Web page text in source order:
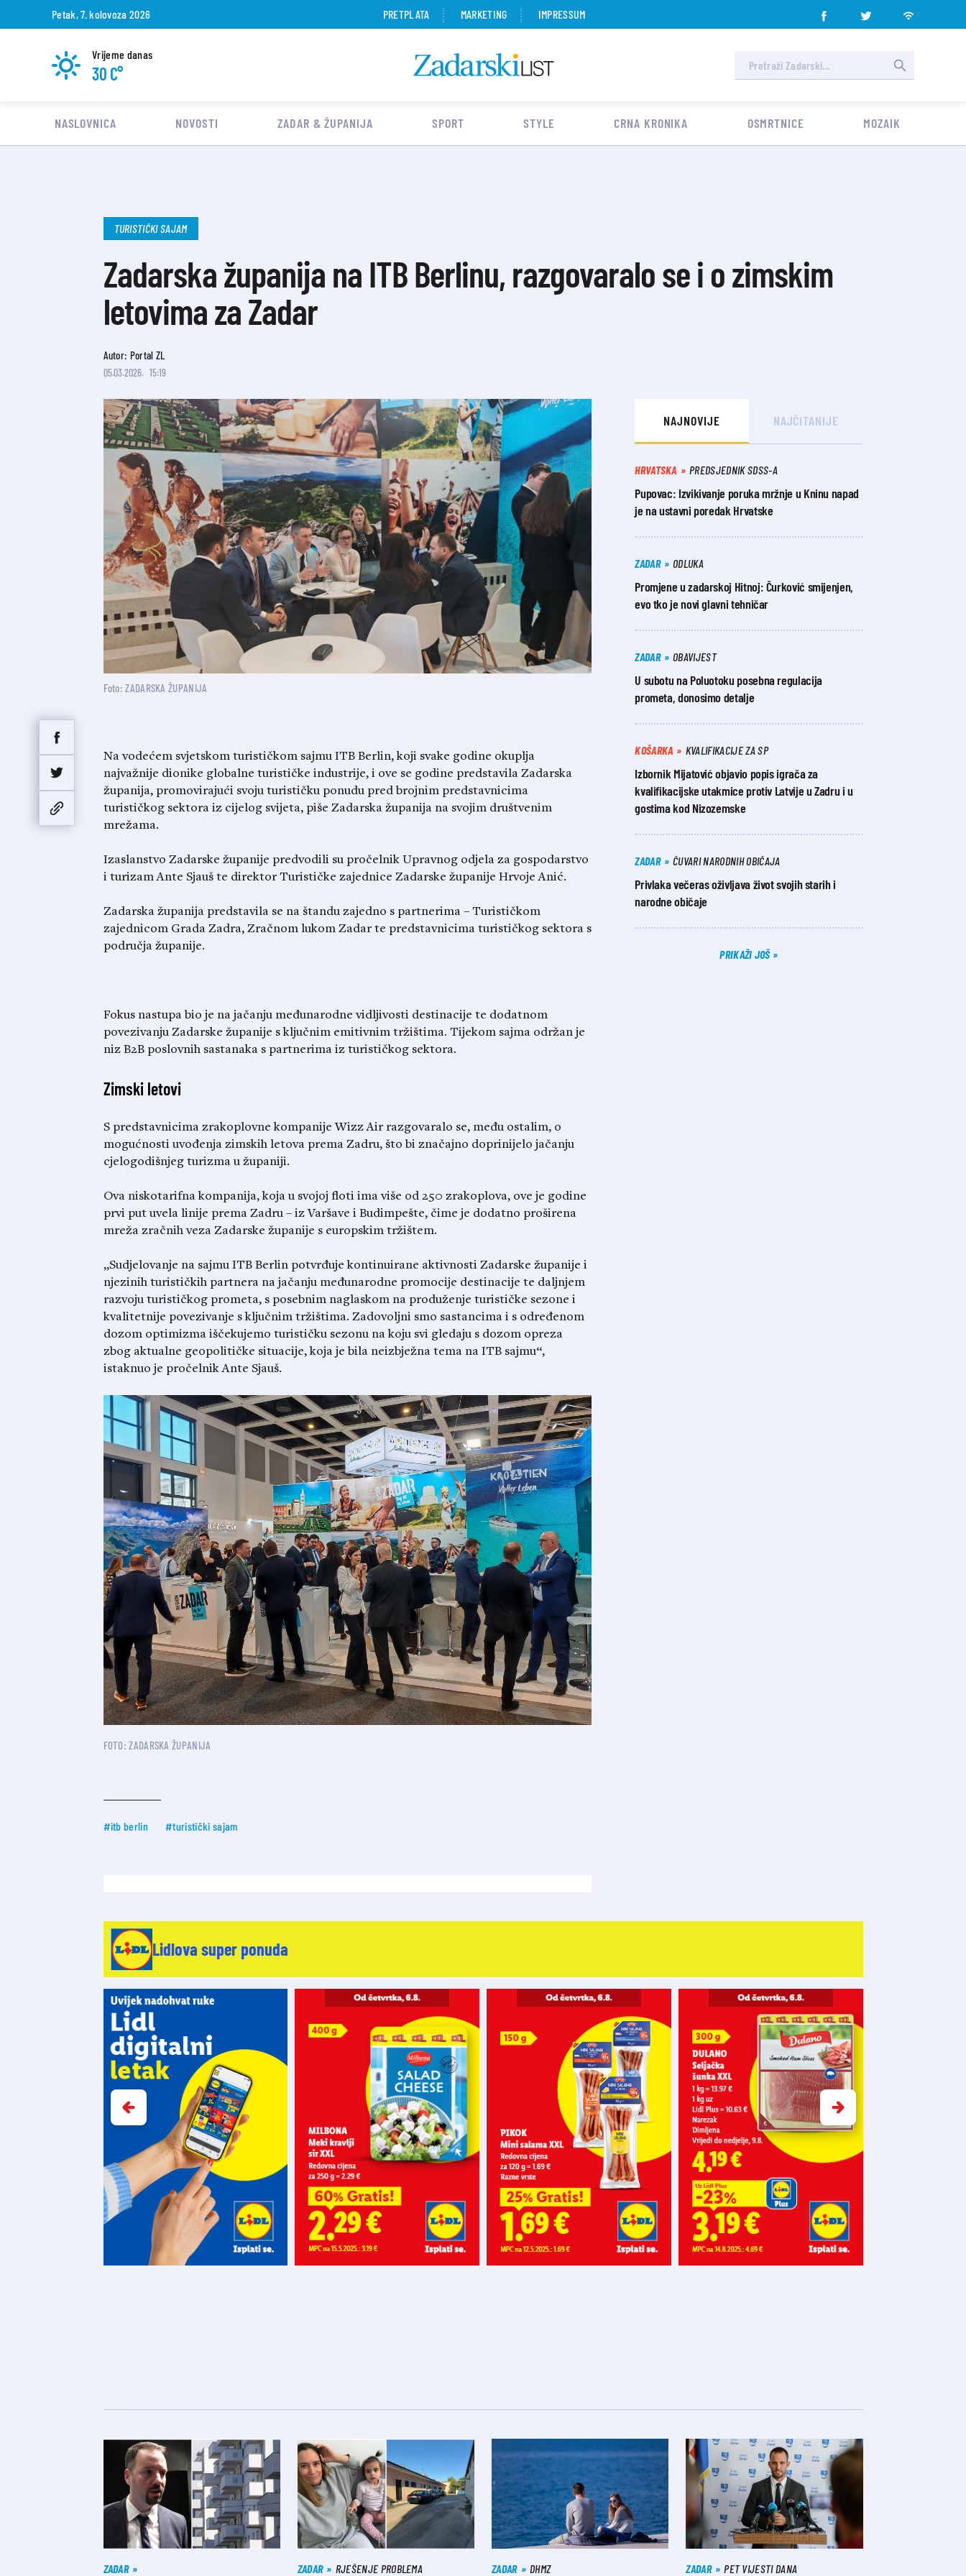
Petak, 7. kolovoza 2026 PRETPLATA MARKETING IMPRESSUM
Vrijeme danas
30 C°
NASLOVNICA NOVOSTI ZADAR & ŽUPANIJA SPORT STYLE CRNA KRONIKA OSMRTNICE MOZAIK
TURISTIČKI SAJAM
Zadarska županija na ITB Berlinu, razgovaralo se i o zimskim
letovima za Zadar
Autor: Portal ZL
05.03.2026. 15:19
Foto: ZADARSKA ŽUPANIJA
Na vodećem svjetskom turističkom sajmu ITB Berlin, koji svake godine okuplja
najvažnije dionike globalne turističke industrije, i ove se godine predstavila Zadarska
županija, promovirajući svoju turističku ponudu pred brojnim predstavnicima
turističkog sektora iz cijelog svijeta, piše Zadarska županija na svojim društvenim
mrežama.
Izaslanstvo Zadarske županije predvodili su pročelnik Upravnog odjela za gospodarstvo
i turizam Ante Sjauš te direktor Turističke zajednice Zadarske županije Hrvoje Anić.
Zadarska županija predstavila se na štandu zajedno s partnerima – Turističkom
zajednicom Grada Zadra, Zračnom lukom Zadar te predstavnicima turističkog sektora s
područja županije.
Fokus nastupa bio je na jačanju međunarodne vidljivosti destinacije te dodatnom
povezivanju Zadarske županije s ključnim emitivnim tržištima. Tijekom sajma održan je
niz B2B poslovnih sastanaka s partnerima iz turističkog sektora.
Zimski letovi
S predstavnicima zrakoplovne kompanije Wizz Air razgovaralo se, među ostalim, o
mogućnosti uvođenja zimskih letova prema Zadru, što bi značajno doprinijelo jačanju
cjelogodišnjeg turizma u županiji.
Ova niskotarifna kompanija, koja u svojoj floti ima više od 250 zrakoplova, ove je godine
prvi put uvela linije prema Zadru – iz Varšave i Budimpešte, čime je dodatno proširena
mreža zračnih veza Zadarske županije s europskim tržištem.
„Sudjelovanje na sajmu ITB Berlin potvrđuje kontinuirane aktivnosti Zadarske županije i
njezinih turističkih partnera na jačanju međunarodne promocije destinacije te daljnjem
razvoju turističkog prometa, s posebnim naglaskom na produženje turističke sezone i
kvalitetnije povezivanje s ključnim tržištima. Zadovoljni smo sastancima i s određenom
dozom optimizma iščekujemo turističku sezonu na koju svi gledaju s dozom opreza
zbog aktualne geopolitičke situacije, koja je bila neizbježna tema na ITB sajmu“,
istaknuo je pročelnik Ante Sjauš.
FOTO: ZADARSKA ŽUPANIJA
#itb berlin #turistički sajam
NAJNOVIJE NAJČITANIJE
HRVATSKA PREDSJEDNIK SDSS-A
Pupovac: Izvikivanje poruka mržnje u Kninu napad
je na ustavni poredak Hrvatske
ZADAR ODLUKA
Promjene u zadarskoj Hitnoj: Čurković smijenjen,
evo tko je novi glavni tehničar
ZADAR OBAVIJEST
U subotu na Poluotoku posebna regulacija
prometa, donosimo detalje
KOŠARKA KVALIFIKACIJE ZA SP
Izbornik Mijatović objavio popis igrača za
kvalifikacijske utakmice protiv Latvije u Zadru i u
gostima kod Nizozemske
ZADAR ČUVARI NARODNIH OBIČAJA
Privlaka večeras oživljava život svojih starih i
narodne običaje
PRIKAŽI JOŠ
Lidlova super ponuda
ZADAR ZADAR RJEŠENJE PROBLEMA ZADAR DHMZ ZADAR PET VIJESTI DANA